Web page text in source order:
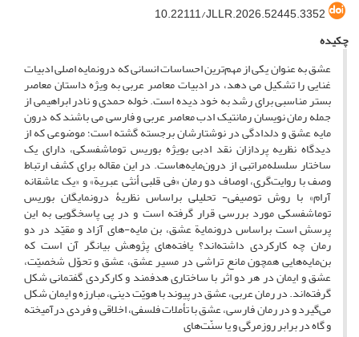
10.22111/JLLR.2026.52445.3352
چکیده
عشق به عنوان یکی از مهم‌ترین احساسات انسانی که درونمایه اصلی ادبیات
غنایی را تشکیل می دهد، در ادبیات معاصر عربی به ویژه داستان معاصر
بستر مناسبی برای رشد به خود دیده است. خوله حمدی و نادر ابراهیمی از
جمله رمان نویسان رمانتیک ادب معاصر عربی و فارسی می باشند که درون
مایه عشق و دلدادگی در نوشتارشان برجسته گشته است؛ موضوعی که از
دیدگاه نظریه پردازان نقد ادبی بویژه بوریس توماشفسکی، دارای یک
ساختار سلسله‌مراتبی از درون‌مایه‌هاست. در این مقاله برای کشف ارتباط
وصف با روایت‌گری، اوصاف دو رمان «فی قلبی أنثى عبریة» و «یک عاشقانه
آرام» با روش توصیفی- تحلیلی براساس نظریۀ درونمایگان بوریس
توماشفسکی مورد بررسی قرار گرفته است و در پی پاسخگویی به این
پرسش است براساس درونمایة عشق، بن مایه-های آزاد و مقیّد در دو
رمان چه کارکردی داشته‌اند؟ یافته‌های پژوهش بیانگر آن است که
بن‌مایه‌هایی همچون مانع تراشی در مسیر عشق، عشق و تحوّل شخصیّت،
عشق و ایمان در هر دو اثر با ساختاری هدفمند و کارکردی گفتمانی شکل
گرفته‌اند. در رمان عربی، عشق در پیوند با هویّت دینی، مبارزه و ایمان شکل
می‌گیرد و در رمان فارسی، عشق با تأملات فلسفی، اخلاقی و فردی درآمیخته
و گاه در برابر روزمرگی و یا سنّت‌های